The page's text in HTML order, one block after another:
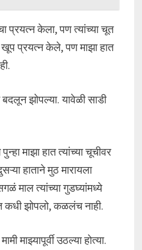
प्रयत्न केला, पण त्यांच्या चूत
प्रयत्न केले, पण माझा हात
झोपल्या. यावेळी साडी
माझा हात त्यांच्या चूचीवर
हाताने मुठ मारायला
माल त्यांच्या गुडघ्यांमध्ये
झोपलो, कळलंच नाही.
माझ्यापूर्वी उठल्या होत्या.